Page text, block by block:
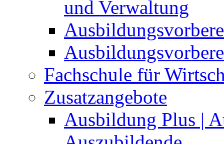
und Verwaltung
Fachschule für
Zusatzangebote
Ausbildung Plus |